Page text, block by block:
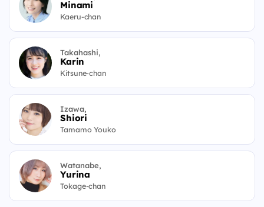
Minami
Kaeru-chan
Takahashi,
Karin
Kitsune-chan
Izawa,
Shiori
Tamamo Youko
Watanabe,
Yurina
Tokage-chan